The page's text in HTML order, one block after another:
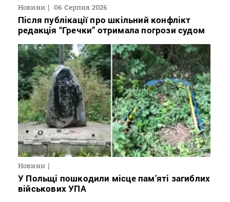
Новини 06 Серпня 2026
Після публікації про шкільний конфлікт
редакція “Гречки” отримала погрози судом
Новини
У Польщі пошкодили місце пам’яті загиблих
військових УПА